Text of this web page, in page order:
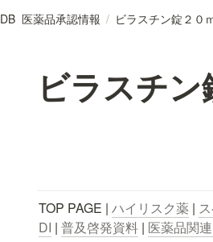
DB_医薬品承認情報 / ビラスチン錠２０
ビラスチン
TOP PAGE | ハイリスク薬 |
DI | 普及啓発資料 | 医薬品関